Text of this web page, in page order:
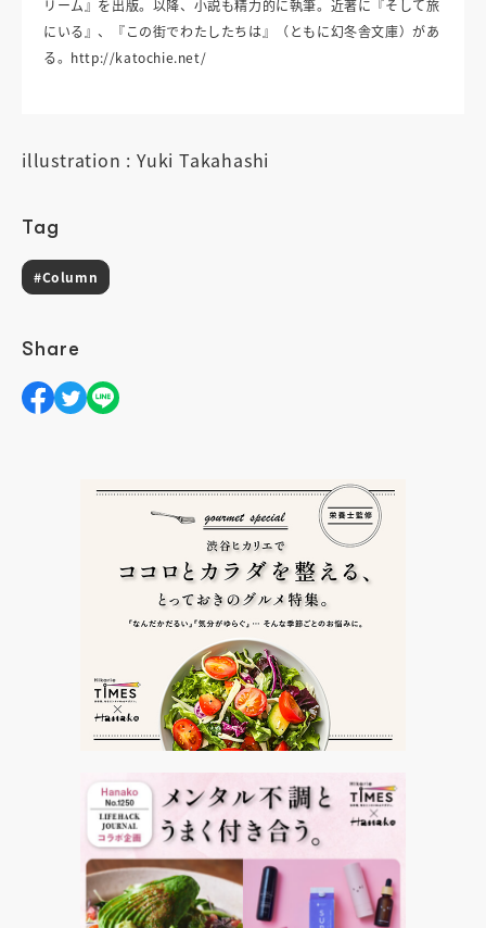
リーム』を出版。以降、小説も精力的に執筆。近著に『そして旅
にいる』、『この街でわたしたちは』（ともに幻冬舎文庫）があ
る。http://katochie.net/
illustration : Yuki Takahashi
Tag
#Column
Share